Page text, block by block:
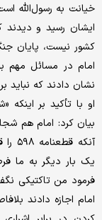
خیانت به رسول‌الله
ایشان رسید و
کشور نیست، پایان
امام در مسائل مهم
نشان دادند که
او با تأکید بر
بیان کرد: امام هم
یک بار دیگر به ما
فرمود من تاکتیکی
امام اجازه دادند